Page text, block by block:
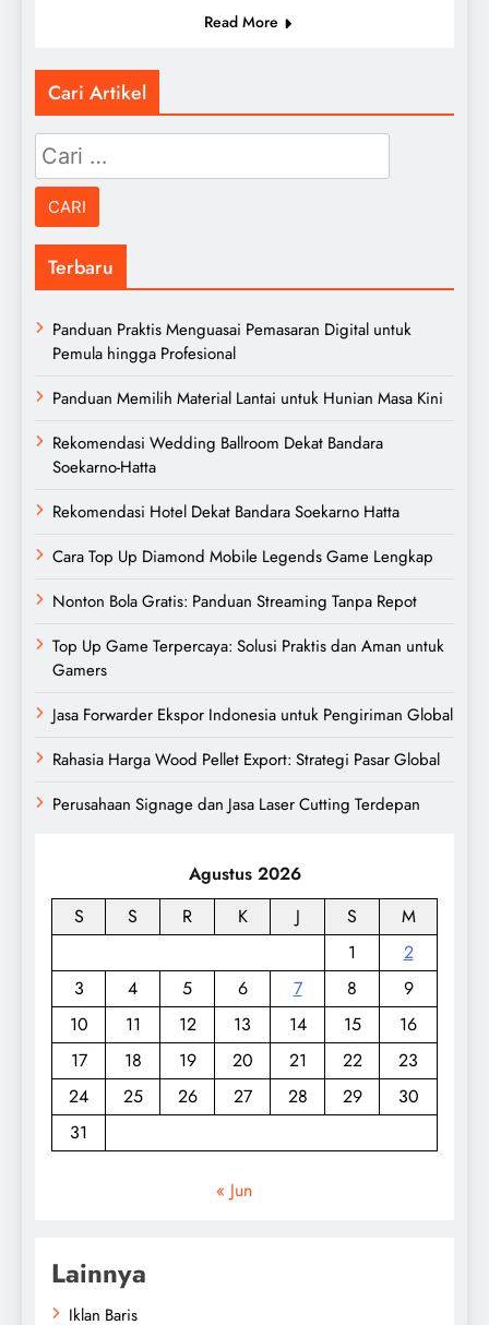
Read More
Cari Artikel
Cari
untuk:
Terbaru
Panduan Praktis Menguasai Pemasaran Digital untuk
Pemula hingga Profesional
Panduan Memilih Material Lantai untuk Hunian Masa Kini
Rekomendasi Wedding Ballroom Dekat Bandara
Soekarno-Hatta
Rekomendasi Hotel Dekat Bandara Soekarno Hatta
Cara Top Up Diamond Mobile Legends Game Lengkap
Nonton Bola Gratis: Panduan Streaming Tanpa Repot
Top Up Game Terpercaya: Solusi Praktis dan Aman untuk
Gamers
Jasa Forwarder Ekspor Indonesia untuk Pengiriman Global
Rahasia Harga Wood Pellet Export: Strategi Pasar Global
Perusahaan Signage dan Jasa Laser Cutting Terdepan
Agustus 2026
S
S R K J S
M
1
2
3
4 5 6 7 8
9
10
11 12 13 14 15
16
17
18 19 20 21 22
23
24
25 26 27 28 29
30
31
« Jun
Lainnya
Iklan Baris